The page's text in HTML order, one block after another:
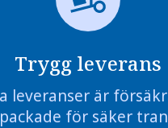
Trygg leverans
leveranser är
för säker